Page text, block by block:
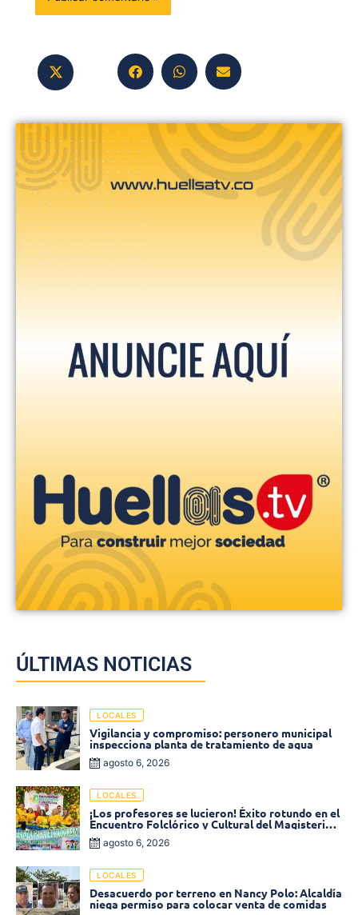
ÚLTIMAS NOTICIAS
LOCALES
Vigilancia y compromiso: personero municipal
inspecciona planta de tratamiento de agua
agosto 6, 2026
LOCALES
¡Los profesores se lucieron! Éxito rotundo en el
Encuentro Folclórico y Cultural del Magisterio
2026 en Ciénaga
agosto 6, 2026
LOCALES
Desacuerdo por terreno en Nancy Polo: Alcaldía
niega permiso para colocar venta de comidas